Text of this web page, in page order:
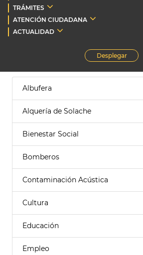
TRÁMITES
ATENCIÓN CIUDADANA
ACTUALIDAD
Desplegar
Albufera
Alquería de Solache
Bienestar Social
Bomberos
Contaminación Acústica
Cultura
Educación
Empleo